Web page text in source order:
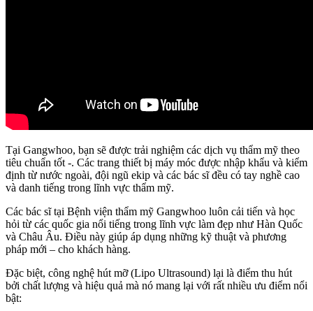
Tại Gangwhoo, bạn sẽ được trải nghiệm các dịch vụ thẩm mỹ theo
tiêu chuẩn tốt -. Các trang thiết bị máy móc được nhập khẩu và kiểm
định từ nước ngoài, đội ngũ ekip và các bác sĩ đều có tay nghề cao
và danh tiếng trong lĩnh vực thẩm mỹ.
Các bác sĩ tại Bệnh viện thẩm mỹ Gangwhoo luôn cải tiến và học
hỏi từ các quốc gia nổi tiếng trong lĩnh vực làm đẹp như Hàn Quốc
và Châu Âu. Điều này giúp áp dụng những kỹ thuật và phương
pháp mới – cho khách hàng.
Đặc biệt, công nghệ hút mỡ (Lipo Ultrasound) lại là điểm thu hút
bởi chất lượng và hiệu quả mà nó mang lại với rất nhiều ưu điểm nổi
bật: